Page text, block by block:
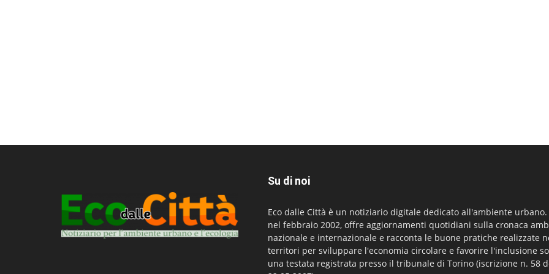
Su di noi
Eco dalle Città è un notiziario digitale dedicato all'ambiente
nel febbraio 2002, offre aggiornamenti quotidiani sulla cronaca
nazionale e internazionale e racconta le buone pratiche realizzate
territori per sviluppare l'economia circolare e favorire l'inclusione
una testata registrata presso il tribunale di Torino (iscrizione n. 58